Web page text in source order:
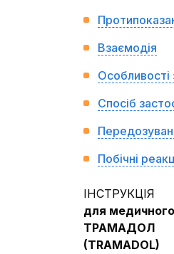
Взаємодія
Особливості
Спосіб
Побічні
ІНСТРУКЦІЯ
для
ТРАМАДОЛ
(TRAMADOL)